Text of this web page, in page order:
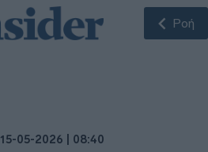
Ροή
15-05-2026 | 08:40